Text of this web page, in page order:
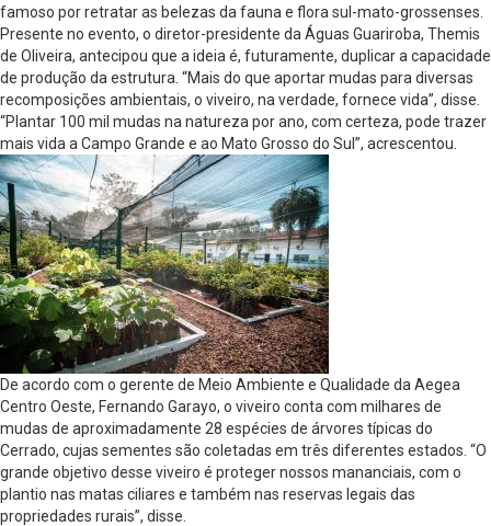
famoso por retratar as belezas da fauna e flora sul-mato-grossenses.
Presente no evento, o diretor-presidente da Águas Guariroba, Themis
de Oliveira, antecipou que a ideia é, futuramente, duplicar a capacidade
de produção da estrutura. “Mais do que aportar mudas para diversas
recomposições ambientais, o viveiro, na verdade, fornece vida”, disse.
“Plantar 100 mil mudas na natureza por ano, com certeza, pode trazer
mais vida a Campo Grande e ao Mato Grosso do Sul”, acrescentou.
De acordo com o gerente de Meio Ambiente e Qualidade da Aegea
Centro Oeste, Fernando Garayo, o viveiro conta com milhares de
mudas de aproximadamente 28 espécies de árvores típicas do
Cerrado, cujas sementes são coletadas em três diferentes estados. “O
grande objetivo desse viveiro é proteger nossos mananciais, com o
plantio nas matas ciliares e também nas reservas legais das
propriedades rurais”, disse.